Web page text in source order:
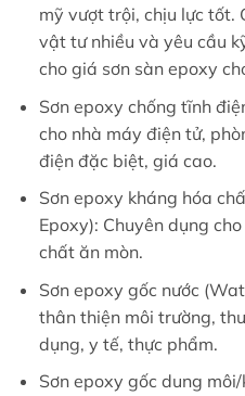
mỹ vượt trội, chịu lực tốt.
vật tư nhiều và yêu cầu
cho giá sơn sàn epoxy
Sơn epoxy chống tĩnh
cho nhà máy điện tử,
điện đặc biệt, giá cao.
Sơn epoxy kháng hóa
Epoxy): Chuyên dụng
chất ăn mòn.
Sơn epoxy gốc nước
thân thiện môi trường,
dụng, y tế, thực phẩm.
Sơn epoxy gốc dung